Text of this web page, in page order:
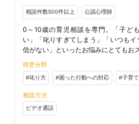
相談件数500件以上 公認心理師
0～10歳の育児相談を専門。「子ど
い」「叱りすぎてしまう」「いつも
信がない」といったお悩みにとてもお
得意分野
#叱り方 #困った行動への対応 #子育
相談方法
ビデオ通話